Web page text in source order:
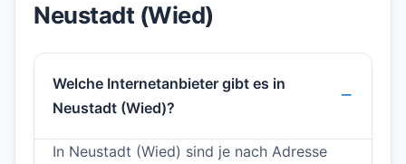
Neustadt (Wied)
Welche Internetanbieter gibt es in
Neustadt (Wied)?
In Neustadt (Wied) sind je nach Adresse